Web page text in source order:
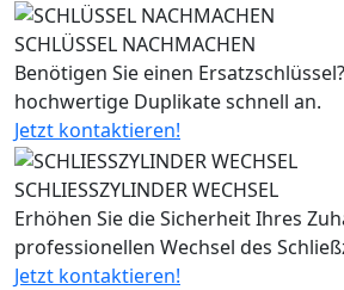
SCHLÜSSEL NACHMACHEN
Benötigen Sie einen
hochwertige Duplikate schnell an.
Jetzt kontaktieren!
SCHLIESSZYLINDER WECHSEL
Erhöhen Sie die Sicherheit Ihres
professionellen Wechsel des
Jetzt kontaktieren!